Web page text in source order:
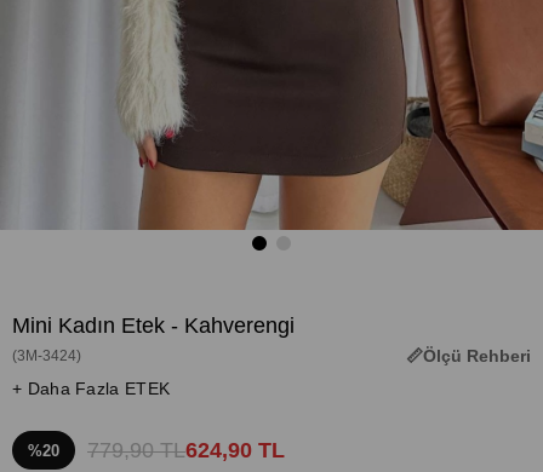
Mini Kadın Etek - Kahverengi
(3M-3424)
Ölçü Rehberi
+ Daha Fazla ETEK
%20 779,90 TL624,90 TL